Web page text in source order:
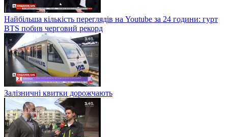
Найбільша кількість переглядів на Youtube за 24 години: гурт
BTS побив черговий рекорд
Залізничні квитки дорожчають